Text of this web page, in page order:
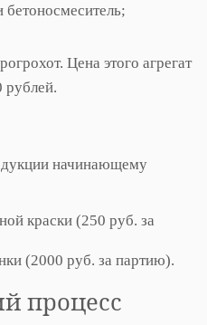
Цена этого агрегат
рублей.
начинающему
краски (250 руб. за
(2000 руб. за партию).
процесс